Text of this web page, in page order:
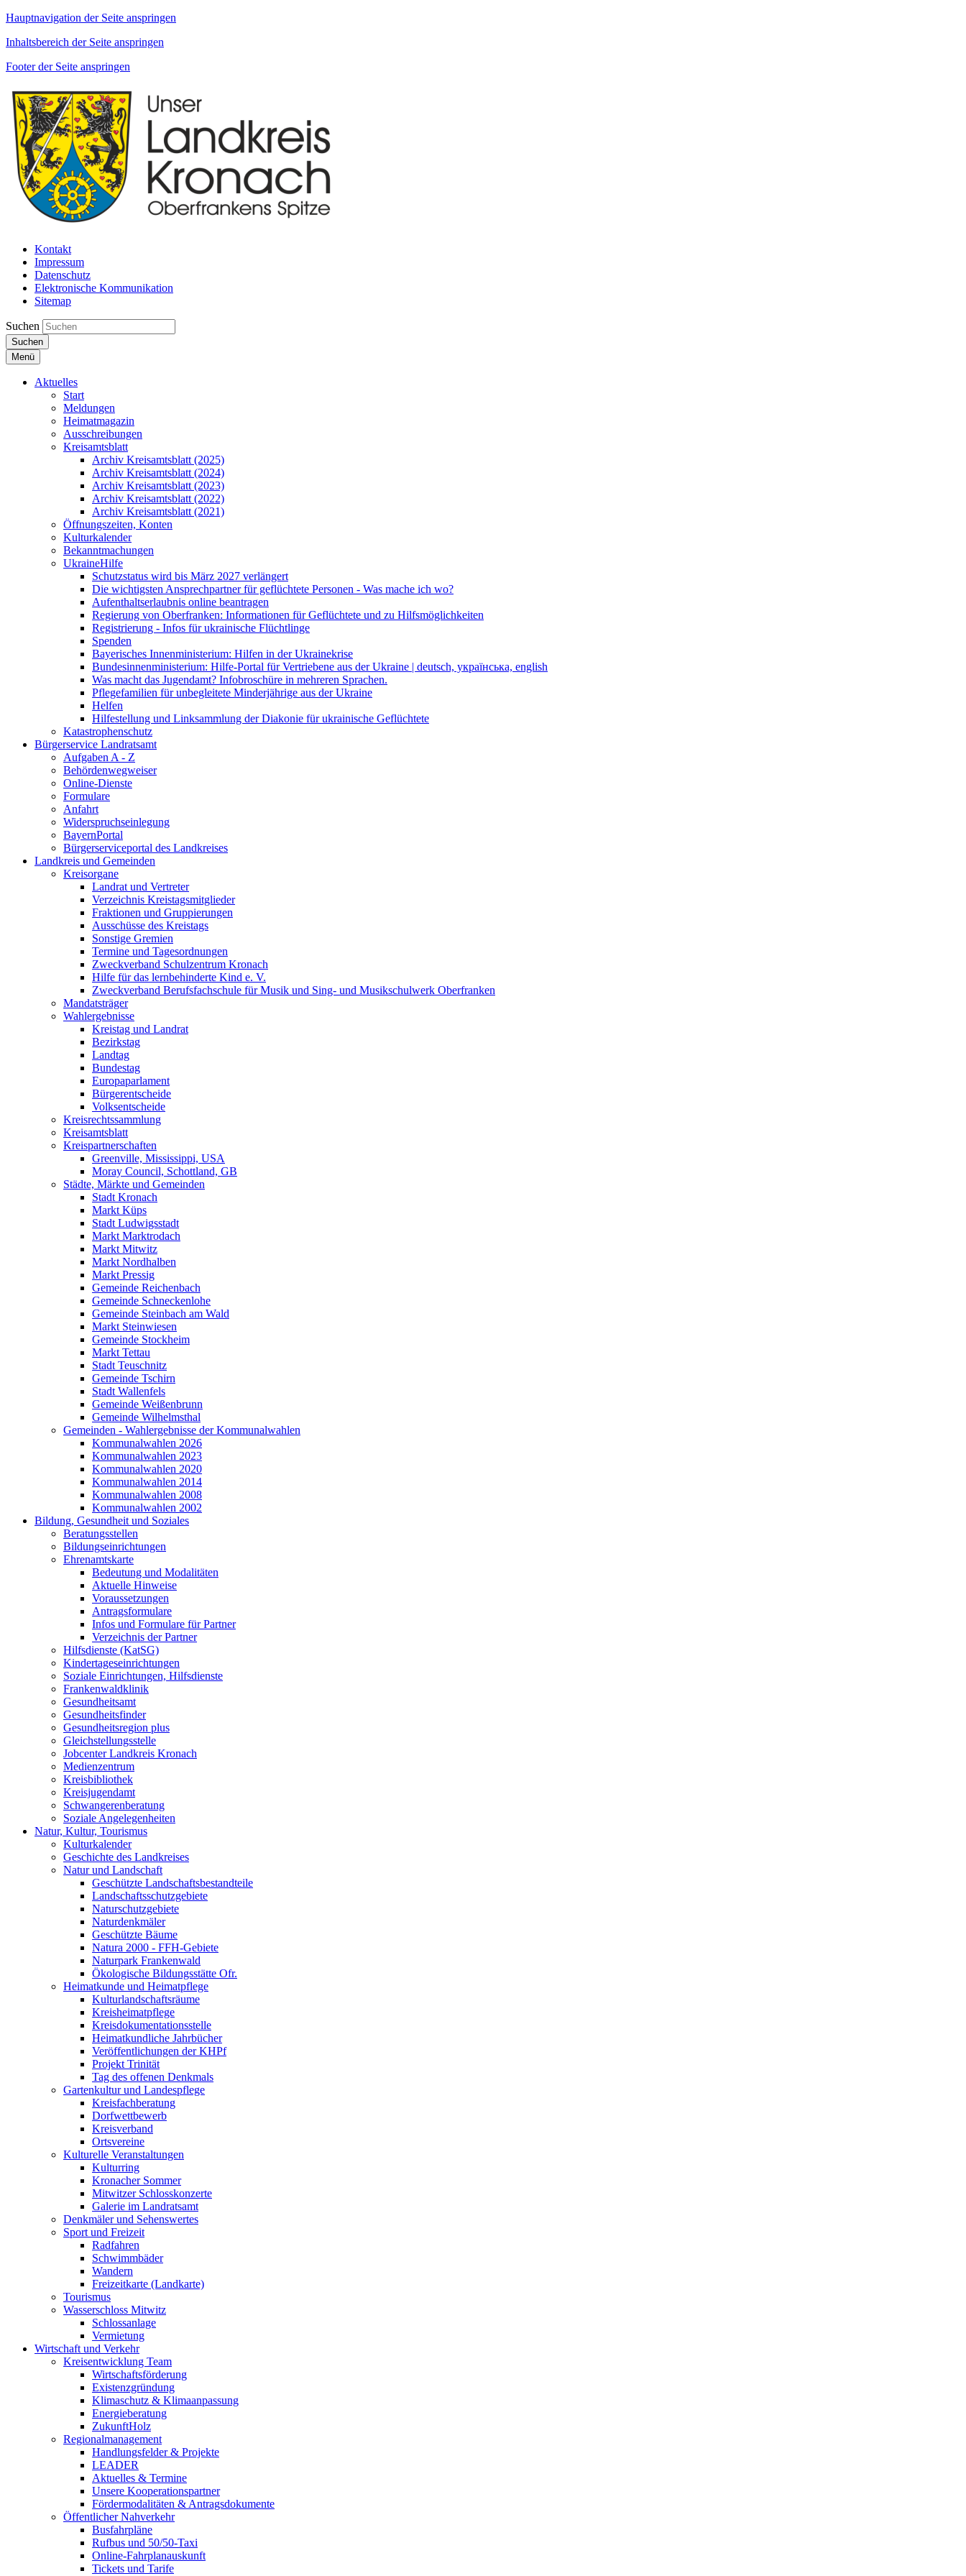
Hauptnavigation der Seite anspringen
Inhaltsbereich der Seite anspringen
Footer der Seite anspringen
Kontakt
Impressum
Datenschutz
Elektronische Kommunikation
Sitemap
Suchen
Suchen
Menü
Aktuelles
Start
Meldungen
Heimatmagazin
Ausschreibungen
Kreisamtsblatt
Archiv Kreisamtsblatt (2025)
Archiv Kreisamtsblatt (2024)
Archiv Kreisamtsblatt (2023)
Archiv Kreisamtsblatt (2022)
Archiv Kreisamtsblatt (2021)
Öffnungszeiten, Konten
Kulturkalender
Bekanntmachungen
UkraineHilfe
Schutzstatus wird bis März 2027 verlängert
Die wichtigsten Ansprechpartner für geflüchtete Personen - Was mache ich wo?
Aufenthaltserlaubnis online beantragen
Regierung von Oberfranken: Informationen für Geflüchtete und zu Hilfsmöglichkeiten
Registrierung - Infos für ukrainische Flüchtlinge
Spenden
Bayerisches Innenministerium: Hilfen in der Ukrainekrise
Bundesinnenministerium: Hilfe-Portal für Vertriebene aus der Ukraine | deutsch, українська, english
Was macht das Jugendamt? Infobroschüre in mehreren Sprachen.
Pflegefamilien für unbegleitete Minderjährige aus der Ukraine
Helfen
Hilfestellung und Linksammlung der Diakonie für ukrainische Geflüchtete
Katastrophenschutz
Bürgerservice Landratsamt
Aufgaben A - Z
Behördenwegweiser
Online-Dienste
Formulare
Anfahrt
Widerspruchseinlegung
BayernPortal
Bürgerserviceportal des Landkreises
Landkreis und Gemeinden
Kreisorgane
Landrat und Vertreter
Verzeichnis Kreistagsmitglieder
Fraktionen und Gruppierungen
Ausschüsse des Kreistags
Sonstige Gremien
Termine und Tagesordnungen
Zweckverband Schulzentrum Kronach
Hilfe für das lernbehinderte Kind e. V.
Zweckverband Berufsfachschule für Musik und Sing- und Musikschulwerk Oberfranken
Mandatsträger
Wahlergebnisse
Kreistag und Landrat
Bezirkstag
Landtag
Bundestag
Europaparlament
Bürgerentscheide
Volksentscheide
Kreisrechtssammlung
Kreisamtsblatt
Kreispartnerschaften
Greenville, Mississippi, USA
Moray Council, Schottland, GB
Städte, Märkte und Gemeinden
Stadt Kronach
Markt Küps
Stadt Ludwigsstadt
Markt Marktrodach
Markt Mitwitz
Markt Nordhalben
Markt Pressig
Gemeinde Reichenbach
Gemeinde Schneckenlohe
Gemeinde Steinbach am Wald
Markt Steinwiesen
Gemeinde Stockheim
Markt Tettau
Stadt Teuschnitz
Gemeinde Tschirn
Stadt Wallenfels
Gemeinde Weißenbrunn
Gemeinde Wilhelmsthal
Gemeinden - Wahlergebnisse der Kommunalwahlen
Kommunalwahlen 2026
Kommunalwahlen 2023
Kommunalwahlen 2020
Kommunalwahlen 2014
Kommunalwahlen 2008
Kommunalwahlen 2002
Bildung, Gesundheit und Soziales
Beratungsstellen
Bildungseinrichtungen
Ehrenamtskarte
Bedeutung und Modalitäten
Aktuelle Hinweise
Voraussetzungen
Antragsformulare
Infos und Formulare für Partner
Verzeichnis der Partner
Hilfsdienste (KatSG)
Kindertageseinrichtungen
Soziale Einrichtungen, Hilfsdienste
Frankenwaldklinik
Gesundheitsamt
Gesundheitsfinder
Gesundheitsregion plus
Gleichstellungsstelle
Jobcenter Landkreis Kronach
Medienzentrum
Kreisbibliothek
Kreisjugendamt
Schwangerenberatung
Soziale Angelegenheiten
Natur, Kultur, Tourismus
Kulturkalender
Geschichte des Landkreises
Natur und Landschaft
Geschützte Landschaftsbestandteile
Landschaftsschutzgebiete
Naturschutzgebiete
Naturdenkmäler
Geschützte Bäume
Natura 2000 - FFH-Gebiete
Naturpark Frankenwald
Ökologische Bildungsstätte Ofr.
Heimatkunde und Heimatpflege
Kulturlandschaftsräume
Kreisheimatpflege
Kreisdokumentationsstelle
Heimatkundliche Jahrbücher
Veröffentlichungen der KHPf
Projekt Trinität
Tag des offenen Denkmals
Gartenkultur und Landespflege
Kreisfachberatung
Dorfwettbewerb
Kreisverband
Ortsvereine
Kulturelle Veranstaltungen
Kulturring
Kronacher Sommer
Mitwitzer Schlosskonzerte
Galerie im Landratsamt
Denkmäler und Sehenswertes
Sport und Freizeit
Radfahren
Schwimmbäder
Wandern
Freizeitkarte (Landkarte)
Tourismus
Wasserschloss Mitwitz
Schlossanlage
Vermietung
Wirtschaft und Verkehr
Kreisentwicklung Team
Wirtschaftsförderung
Existenzgründung
Klimaschutz & Klimaanpassung
Energieberatung
ZukunftHolz
Regionalmanagement
Handlungsfelder & Projekte
LEADER
Aktuelles & Termine
Unsere Kooperationspartner
Fördermodalitäten & Antragsdokumente
Öffentlicher Nahverkehr
Busfahrpläne
Rufbus und 50/50-Taxi
Online-Fahrplanauskunft
Tickets und Tarife